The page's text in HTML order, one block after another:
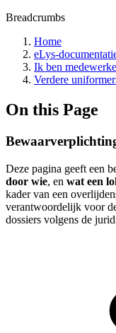
Breadcrumbs
Home
eLys-
Ik ben
Verdere
On this Page
Deze pagina geeft een
door wie, en wat een
kader van een
verantwoordelijk voor
dossiers volgens de